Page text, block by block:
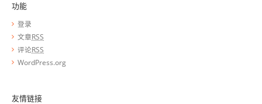
功能
登录
文章RSS
评论RSS
WordPress.org
友情链接